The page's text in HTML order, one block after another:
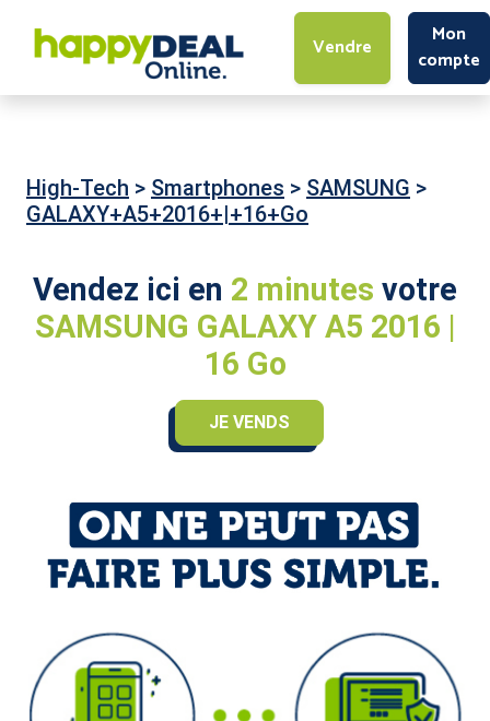
Vendre
Mon
compte
High-Tech > Smartphones > SAMSUNG >
GALAXY+A5+2016+|+16+Go
Vendez ici en 2 minutes votre
SAMSUNG GALAXY A5 2016 |
16 Go
JE VENDS